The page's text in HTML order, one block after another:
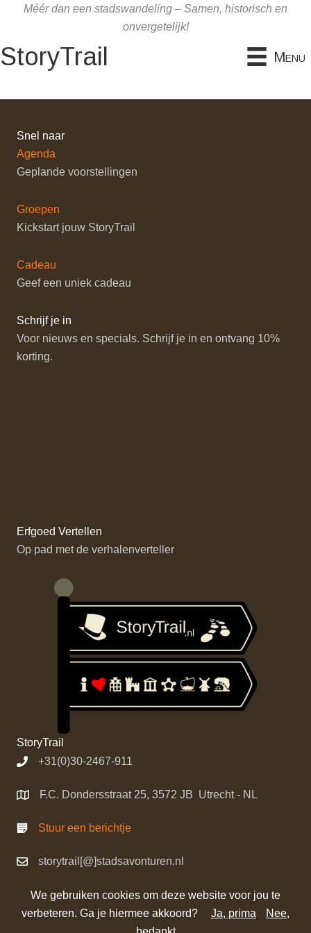
inhoud
Méér dan een stadswandeling – Samen, historisch en
onvergetelijk!
StoryTrail Menu
Snel naar
Agenda
Geplande voorstellingen
Groepen
Kickstart jouw StoryTrail
Cadeau
Geef een uniek cadeau
Schrijf je in
Voor nieuws en specials. Schrijf je in en ontvang 10%
korting.
Erfgoed Vertellen
Op pad met de verhalenverteller
StoryTrail
+31(0)30-2467-911
F.C. Dondersstraat 25, 3572 JB Utrecht - NL
Stuur een berichtje
storytrail[@]stadsavonturen.nl
We gebruiken cookies om deze website voor jou te
verbeteren. Ga je hiermee akkoord?
Ja, prima
Nee,